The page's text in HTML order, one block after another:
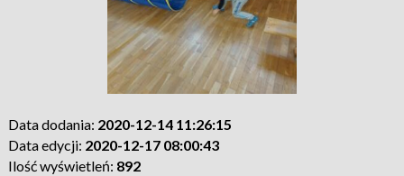
Data dodania: 2020-12-14 11:26:15
Data edycji: 2020-12-17 08:00:43
Ilość wyświetleń: 892